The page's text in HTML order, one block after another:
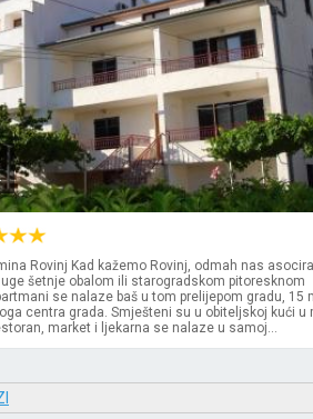
Rovinj Kad kažemo Rovinj, odmah nas
šetnje obalom ili starogradskom pitoresknom
se nalaze baš u tom prelijepom gradu, 15
centra grada. Smješteni su u obiteljskoj kući u
market i ljekarna se nalaze u samoj...